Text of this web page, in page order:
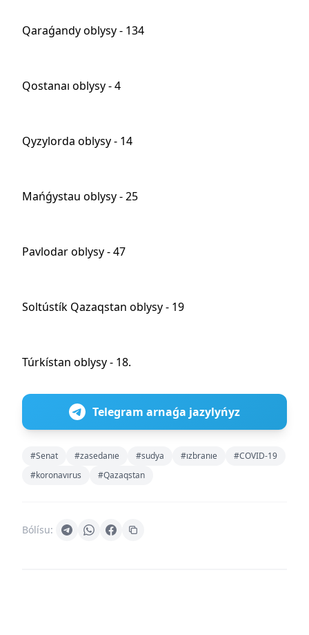
Qaraǵandy oblysy - 134
Qostanaı oblysy - 4
Qyzylorda oblysy - 14
Mańǵystau oblysy - 25
Pavlodar oblysy - 47
Soltústík Qazaqstan oblysy - 19
Túrkístan oblysy - 18.
Telegram arnaǵa jazylyńyz
#Senat #zasedanıe #sudya #ızbranıe
#COVID-19
#koronavırus
#Qazaqstan
Bólísu: